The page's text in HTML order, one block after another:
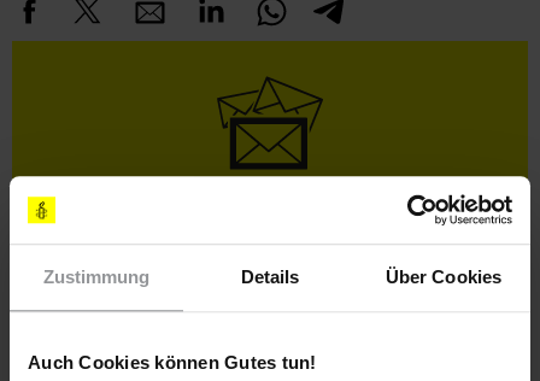
Zustimmung Details Über Cookies
Auch Cookies können Gutes tun!
Bleib informiert
Header
Abonniere den Amnesty-Newsletter und mach dich
Vorname
Nachname